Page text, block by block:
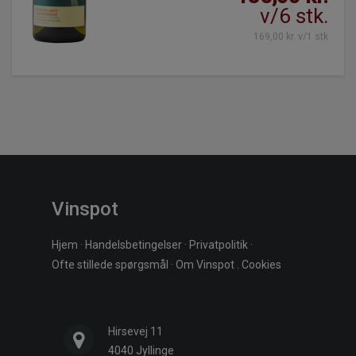
v/6 stk.
169,00 kr. v/1 stk
Vinspot
Hjem · Handelsbetingelser · Privatpolitik ·
Ofte stillede spørgsmål · Om Vinspot Cookies
Hirsevej 11
4040 Jyllinge